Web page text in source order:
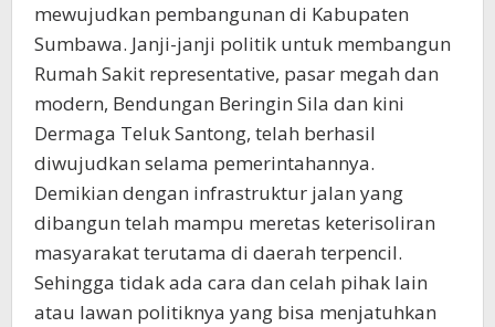
mewujudkan pembangunan di Kabupaten
Sumbawa. Janji-janji politik untuk membangun
Rumah Sakit representative, pasar megah dan
modern, Bendungan Beringin Sila dan kini
Dermaga Teluk Santong, telah berhasil
diwujudkan selama pemerintahannya.
Demikian dengan infrastruktur jalan yang
dibangun telah mampu meretas keterisoliran
masyarakat terutama di daerah terpencil.
Sehingga tidak ada cara dan celah pihak lain
atau lawan politiknya yang bisa menjatuhkan